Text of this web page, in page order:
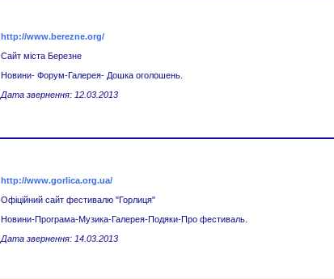
http://www.berezne.org/
Сайт міста Березне
Новини- Форум-Галерея- Дошка оголошень.
Дата звернення: 12.03.2013
http://www.gorlica.org.ua/
Офіційний сайт фестивалю "Горлиця"
Новини-Програма-Музика-Галерея-Подяки-Про фестиваль.
Дата звернення: 14.03.2013